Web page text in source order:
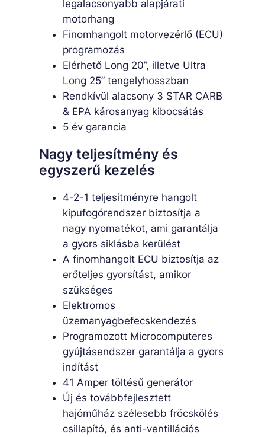
legalacsonyabb alapjárati
motorhang
Finomhangolt motorvezérlő (ECU)
programozás
Elérhető Long 20”, illetve Ultra
Long 25” tengelyhosszban
Rendkívül alacsony 3 STAR CARB
& EPA károsanyag kibocsátás
5 év garancia
Nagy teljesítmény és
egyszerű kezelés
4-2-1 teljesítményre hangolt
kipufogórendszer biztosítja a
nagy nyomatékot, ami garantálja
a gyors siklásba kerülést
A finomhangolt ECU biztosítja az
erőteljes gyorsítást, amikor
szükséges
Elektromos
üzemanyagbefecskendezés
Programozott Microcomputeres
gyújtásendszer garantálja a gyors
indítást
41 Amper töltésű generátor
Új és továbbfejlesztett
hajóműház szélesebb fröcskölés
csillapító, és anti-ventillációs